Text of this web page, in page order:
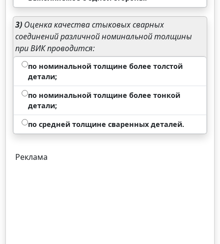
3) Оценка качества стыковых сварных
соединений различной номинальной толщины
при ВИК проводится:
по номинальной толщине более толстой
детали;
по номинальной толщине более тонкой
детали;
по средней толщине сваренных деталей.
Реклама